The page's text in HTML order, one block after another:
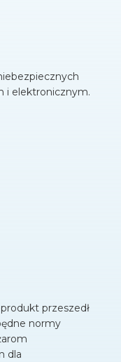
i elektronicznym.
przeszedł
normy
dla